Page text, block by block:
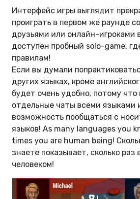
Интерфейс игры выглядит
проиграть в первом же раунде
друзьями или онлайн-игроками
доступен пробный solo-game,
правилам!
Если вы думали
других языках, кроме
будет очень удобно, потому что
отдельные чаты всеми языками
возможность пообщаться с
языков! As many languages ​​you
times you are human being!
знаете показывает, сколько раз
человеком!